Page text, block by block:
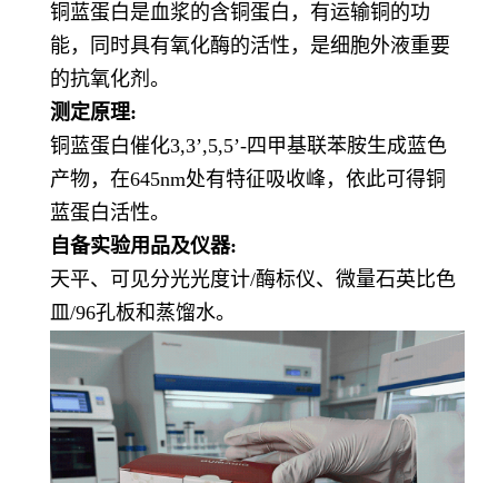
铜蓝蛋白是血浆的含铜蛋白，有运输铜的功
能，同时具有氧化酶的活性，是细胞外液重要
的抗氧化剂。
测定原理:
铜蓝蛋白催化3,3’,5,5’-四甲基联苯胺生成蓝色
产物，在645nm处有特征吸收峰，依此可得铜
蓝蛋白活性。
自备实验用品及仪器:
天平、可见分光光度计/酶标仪、微量石英比色
皿/96孔板和蒸馏水。